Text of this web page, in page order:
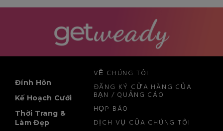
Đính Hôn
Kế Hoạch Cưới
Thời Trang &
Làm Đẹp
VỀ CHÚNG TÔI
ĐĂNG KÝ CỬA HÀNG CỦA
BẠN / QUẢNG CÁO
HỌP BÁO
DỊCH VỤ CỦA CHÚNG TÔI